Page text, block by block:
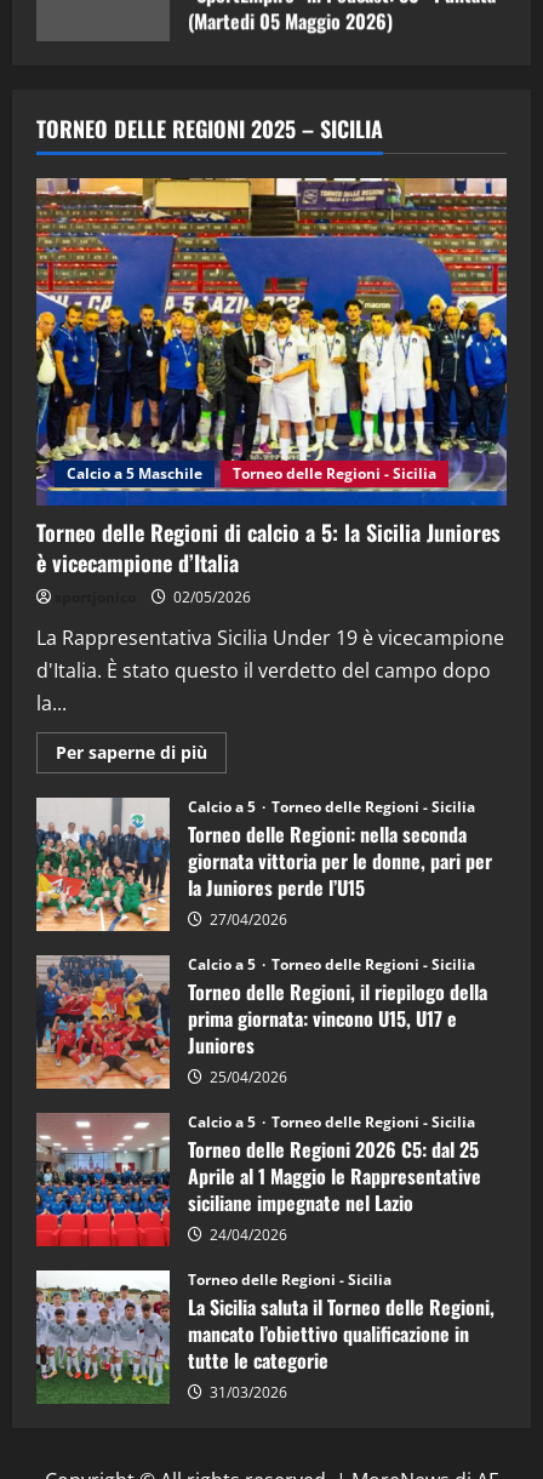
08/05/2026
2
“SportEmpire” in Podcast: 29^ Puntata
(Martedi 28 Aprile 2026)
28/04/2026
3
"SportEmpire" in Podcast
“SportEmpire” in Podcast: 28^ Puntata
(Martedi 21 Aprile 2026)
21/04/2026
4
"SportEmpire" in Podcast Sport News
“SportEmpire” in Podcast: 27^ Puntata
(Martedi 14 Aprile 2026)
15/04/2026
"SportEmpire" in Podcast
“SportEmpire” in Podcast: 26^ Puntata
08/04/2026
TORNEO DELLE REGIONI 2025 – SICILIA
Calcio a 5 Maschile Torneo delle Regioni - Sicilia
Torneo delle Regioni di calcio a 5: la Sicilia Juniores
è vicecampione d’Italia
02/05/2026
La Rappresentativa Sicilia Under 19 è vicecampione
d'Italia. È stato questo il verdetto del campo dopo
la...
Per saperne di più
informazioni
Torneo
delle
Regioni
di
calcio
a
5:
la
Juniores
è
vicecampione
d’Italia
Calcio a 5 Torneo delle Regioni - Sicilia
Torneo delle Regioni: nella seconda
giornata vittoria per le donne, pari per
la Juniores perde l’U15
27/04/2026
Calcio a 5 Torneo delle Regioni - Sicilia
Torneo delle Regioni, il riepilogo della
prima giornata: vincono U15, U17 e
Juniores
25/04/2026
Calcio a 5 Torneo delle Regioni - Sicilia
Torneo delle Regioni 2026 C5: dal 25
Aprile al 1 Maggio le Rappresentative
siciliane impegnate nel Lazio
24/04/2026
Torneo delle Regioni - Sicilia
La Sicilia saluta il Torneo delle Regioni,
mancato l’obiettivo qualificazione in
tutte le categorie
31/03/2026